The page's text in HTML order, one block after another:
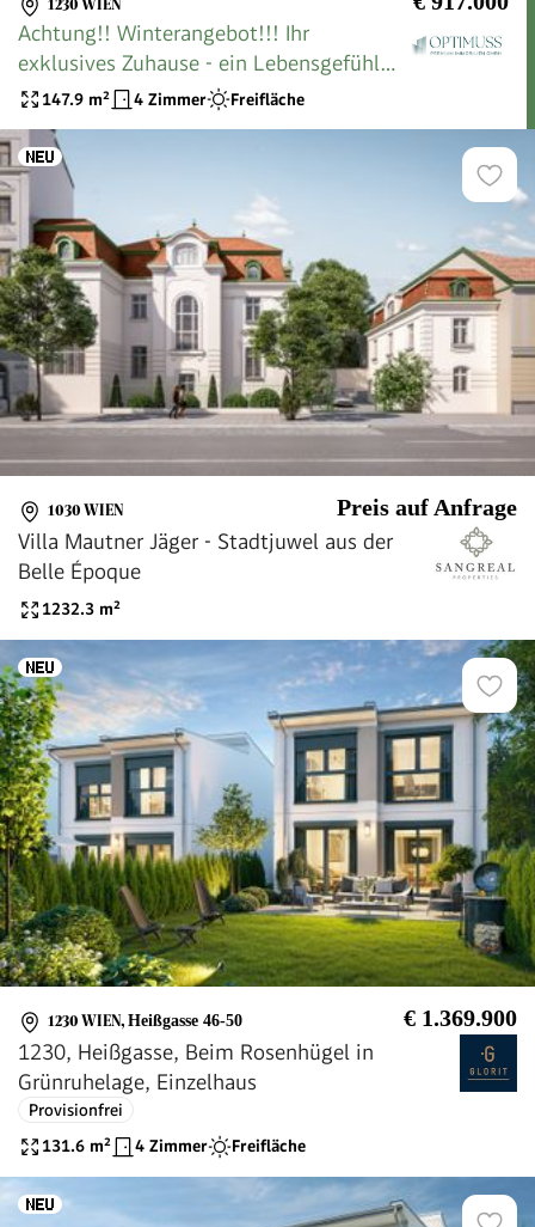
1230 WIEN
Achtung!! Winterangebot!!! Ihr
exklusives Zuhause - ein Lebensgefühl
von Eleganz, Komfort und Freiheit!
147.9 m² 4 Zimmer Freifläche
1030 WIEN Preis auf Anfrage
Villa Mautner Jäger - Stadtjuwel aus der
Belle Époque
1232.3 m²
1230 WIEN, Heißgasse 46-50 € 1.369.900
1230, Heißgasse, Beim Rosenhügel in
Grünruhelage, Einzelhaus
Provisionfrei
131.6 m² 4 Zimmer Freifläche